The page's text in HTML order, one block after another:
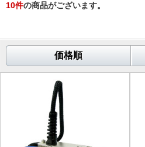
10件の商品がございます。
価格順